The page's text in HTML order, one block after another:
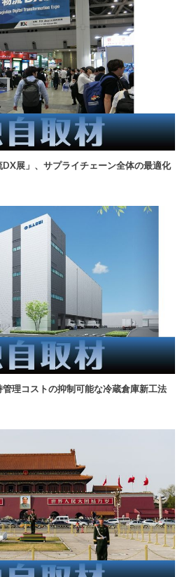
DX展」、サプライチェーン全体の最適化
管理コストの抑制可能な冷蔵倉庫新工法